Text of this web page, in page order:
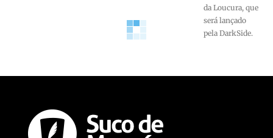
da Loucura, que
será lançado
pela DarkSide.